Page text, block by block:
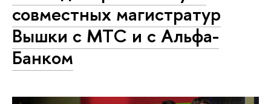
совместных магистратур
Вышки с МТС и с Альфа-
Банком